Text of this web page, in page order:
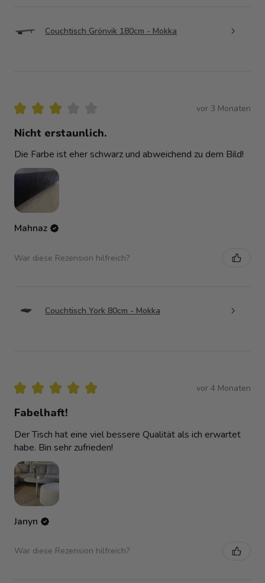
Couchtisch Grönvik 180cm - Mokka
★ ★ ★ vor 3 Monaten
Nicht erstaunlich.
Die Farbe ist eher schwarz und abweichend zu dem Bild!
Mahnaz
War diese Rezension hilfreich?
Couchtisch York 80cm - Mokka
★ ★ ★ ★ ★ vor 4 Monaten
Fabelhaft!
Der Tisch hat eine viel bessere Qualität als ich erwartet
habe. Bin sehr zufrieden!
Janyn
War diese Rezension hilfreich?